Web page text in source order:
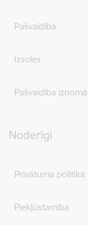
Pašvaldība
Izsoles
Pašvaldība iznomā
Noderīgi
Privātuma politika
Piekļūstamība